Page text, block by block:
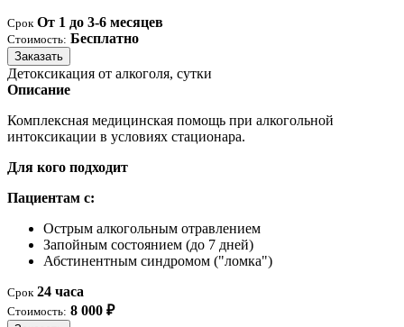
Срок От 1 до 3-6 месяцев
Стоимость: Бесплатно
Заказать
Детоксикация от алкоголя, сутки
Описание
Комплексная медицинская помощь при алкогольной
интоксикации в условиях стационара.
Для кого подходит
Пациентам с:
Острым алкогольным отравлением
Запойным состоянием (до 7 дней)
Абстинентным синдромом ("ломка")
Срок 24 часа
Стоимость: 8 000 ₽